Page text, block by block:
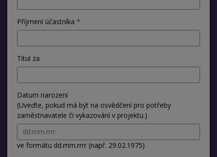
Příjmení účastníka
Titul za
Datum narození
(Uveďte, pokud má být na osvědčení pro potřeby
zaměstnavatele či vykazování v projektu.)
ve formátu dd.mm.rrrr (např. 29.02.1975)